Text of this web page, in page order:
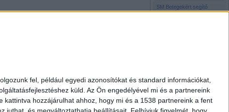
fel, például egyedi azonosítókat és standard információkat,
küld. Az Ön engedélyével mi és a partnereink
hozzájárulhat ahhoz, hogy mi és a 1538 partnereink a fent
SM Betegekért segítő
közösség Facebook oldala
Élet és Tudomány
Free TV
Interpress Magazin
National Geographic